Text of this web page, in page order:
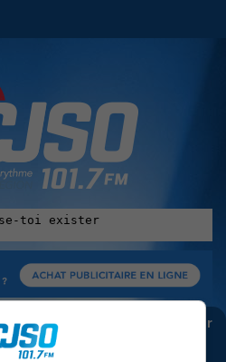
Pour ne rien manquer
abonne-toi à notre infolettre :